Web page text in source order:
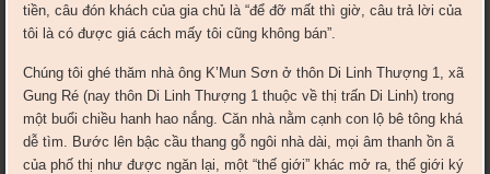
tiền, câu đón khách của gia chủ là “để đỡ mất thì giờ, câu trả lời của
tôi là có được giá cách mấy tôi cũng không bán”.
Chúng tôi ghé thăm nhà ông K’Mun Sơn ở thôn Di Linh Thượng 1, xã
Gung Ré (nay thôn Di Linh Thượng 1 thuộc về thị trấn Di Linh) trong
một buổi chiều hanh hao nắng. Căn nhà nằm cạnh con lộ bê tông khá
dễ tìm. Bước lên bậc cầu thang gỗ ngôi nhà dài, mọi âm thanh ồn ã
của phố thị như được ngăn lại, một “thế giới” khác mở ra, thế giới ký